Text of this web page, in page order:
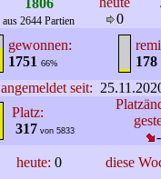
1806
aus 2644 Partien
0
gewonnen:
1751 66%
178
angemeldet seit:
Platz:
317 von 5833
heute: 0 diese